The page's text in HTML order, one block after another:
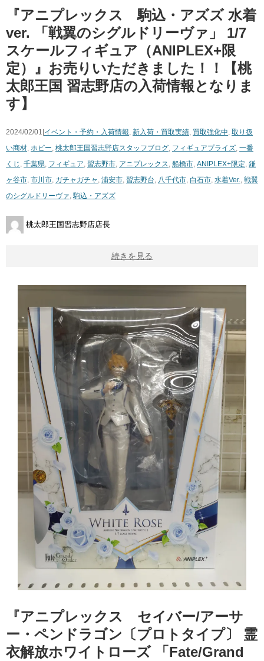
『アニプレックス 駒込・アズズ ​水着
ver. ​「戦翼のシグルドリーヴァ」 ​1/7
スケールフィギュア（​ANIPLEX+限
定）』お売りいただきました！！【桃
太郎王国 習志野店の入荷情報となりま
す】
2024/02/01|イベント・予約・入荷情報 新入荷・買取実績 買取強化中 取り扱
い商材 ホビー 桃太郎王国習志野店スタッフブログ フィギュアプライズ 一番
くじ 千葉県 フィギュア 習志野市 アニプレックス 船橋市 ANIPLEX+限定 鎌
ヶ谷市 市川市 ガチャガチャ 浦安市 習志野台 八千代市 白石市 水着Ver. 戦翼
のシグルドリーヴァ 駒込・アズズ
桃太郎王国習志野店店長
続きを見る
『アニプレックス セイバー/アーサ
ー・ペンドラゴン〔プロトタイプ〕 ​霊
衣解放ホワイトローズ ​「Fate/Grand ​